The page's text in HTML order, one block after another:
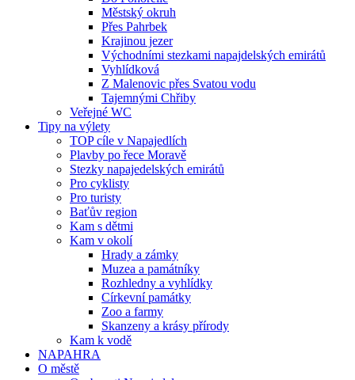
Městský okruh
Přes Pahrbek
Krajinou jezer
Východními stezkami napajdelských emirátů
Vyhlídková
Z Malenovic přes Svatou vodu
Tajemnými Chřiby
Veřejné WC
Tipy na výlety
TOP cíle v Napajedlích
Plavby po řece Moravě
Stezky napajedelských emirátů
Pro cyklisty
Pro turisty
Baťův region
Kam s dětmi
Kam v okolí
Hrady a zámky
Muzea a památníky
Rozhledny a vyhlídky
Církevní památky
Zoo a farmy
Skanzeny a krásy přírody
Kam k vodě
NAPAHRA
O městě